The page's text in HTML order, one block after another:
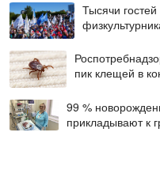
Тысячи
пик клещей в
99 %
прикладывают к